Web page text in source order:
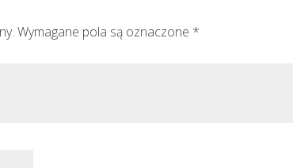
Wymagane pola są oznaczone *